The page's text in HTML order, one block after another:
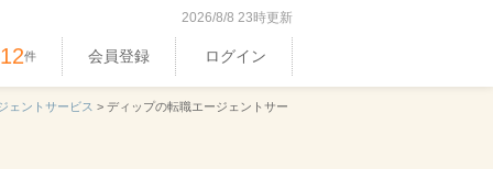
2026/8/8 23時更新
件 会員登録 ログイン
ェントサービス > ディップの転職エージェントサー